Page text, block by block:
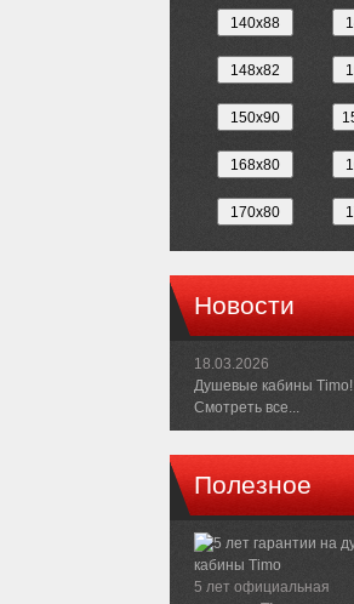
Новости
18.03.2026
Душевые кабины Timo!
Смотреть все...
Полезное
5 лет официальная